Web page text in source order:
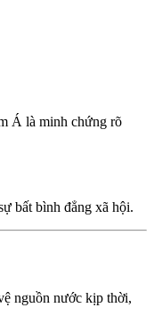
Á là minh chứng rõ
bất bình đẳng xã hội.
nguồn nước kịp thời,